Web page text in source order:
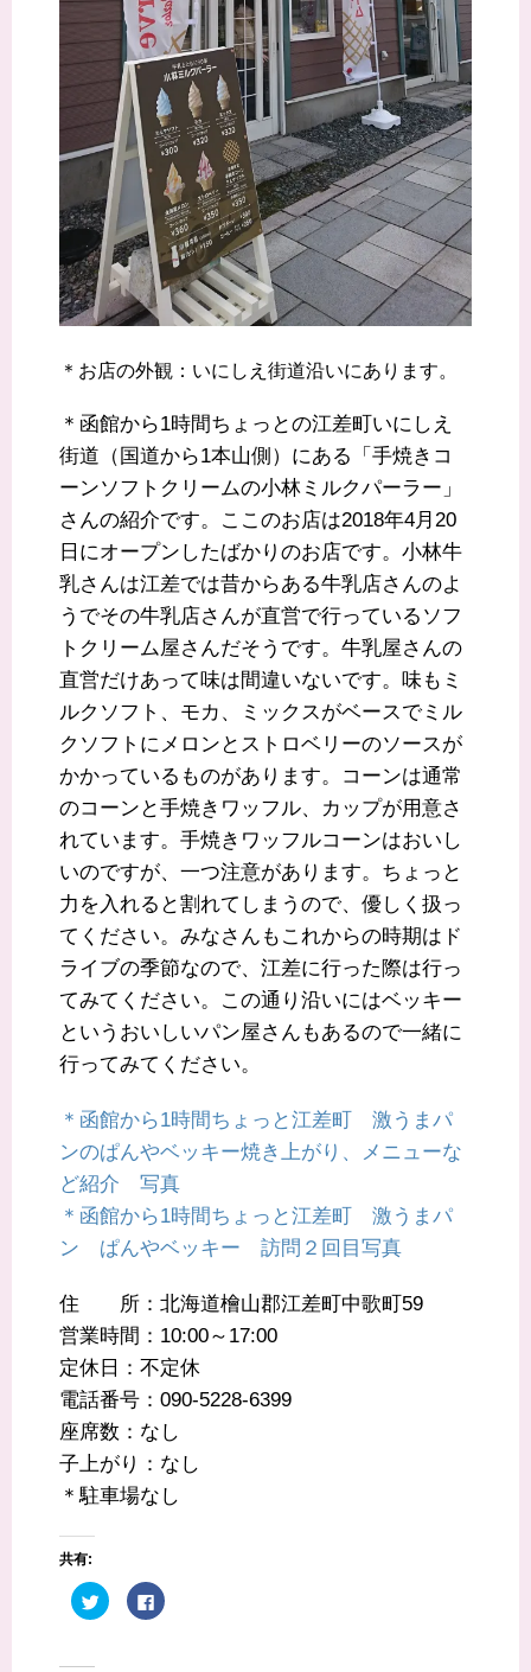
＊お店の外観：いにしえ街道沿いにあります。
＊函館から1時間ちょっとの江差町いにしえ
街道（国道から1本山側）にある「手焼きコ
ーンソフトクリームの小林ミルクパーラー」
さんの紹介です。ここのお店は2018年4月20
日にオープンしたばかりのお店です。小林牛
乳さんは江差では昔からある牛乳店さんのよ
うでその牛乳店さんが直営で行っているソフ
トクリーム屋さんだそうです。牛乳屋さんの
直営だけあって味は間違いないです。味もミ
ルクソフト、モカ、ミックスがベースでミル
クソフトにメロンとストロベリーのソースが
かかっているものがあります。コーンは通常
のコーンと手焼きワッフル、カップが用意さ
れています。手焼きワッフルコーンはおいし
いのですが、一つ注意があります。ちょっと
力を入れると割れてしまうので、優しく扱っ
てください。みなさんもこれからの時期はド
ライブの季節なので、江差に行った際は行っ
てみてください。この通り沿いにはベッキー
というおいしいパン屋さんもあるので一緒に
行ってみてください。
＊函館から1時間ちょっと江差町 激うまパ
ンのぱんやベッキー焼き上がり、メニューな
ど紹介 写真
＊函館から1時間ちょっと江差町 激うまパ
ン ぱんやベッキー 訪問２回目写真
住 所：北海道檜山郡江差町中歌町59
営業時間：10:00～17:00
定休日：不定休
電話番号：090-5228-6399
座席数：なし
子上がり：なし
＊駐車場なし
共有:
ク
リ
F
a